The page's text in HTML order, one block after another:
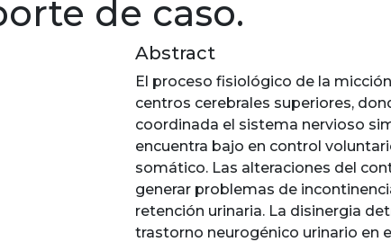
de caso.
Abstract
El proceso fisiológico de la
centros cerebrales superiores,
coordinada el sistema nervioso
encuentra bajo en control
somático. Las alteraciones del
generar problemas de
retención urinaria. La disinergia
trastorno neurogénico urinario en